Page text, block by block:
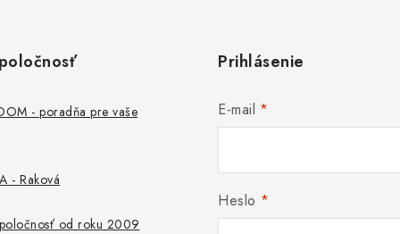
- poradňa pre vaše
- Raková
od roku 2009
Prihlásenie
E-mail
Heslo